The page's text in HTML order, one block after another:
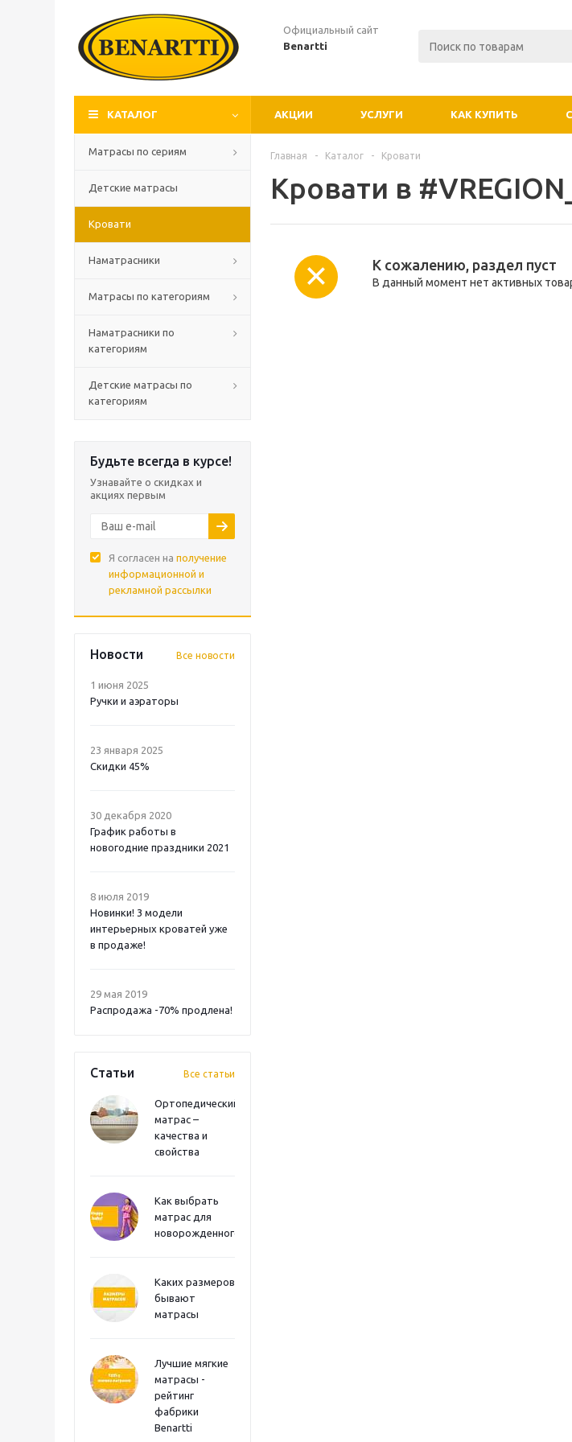
Официальный сайт
Benartti
КАТАЛОГ АКЦИИ УСЛУГИ КАК КУПИТЬ
Матрасы по сериям
Детские матрасы
Кровати
Наматрасники
Матрасы по категориям
Наматрасники по
категориям
Детские матрасы по
категориям
Будьте всегда в курсе!
Узнавайте о скидках и
акциях первым
Я согласен на получение
информационной и
рекламной рассылки
Новости Все новости
1 июня 2025
Ручки и аэраторы
23 января 2025
Скидки 45%
30 декабря 2020
График работы в
новогодние праздники 2021
8 июля 2019
Новинки! 3 модели
интерьерных кроватей уже
в продаже!
29 мая 2019
Распродажа -70% продлена!
Статьи Все статьи
Ортопедический
матрас –
качества и
свойства
Как выбрать
матрас для
новорожденного?
Каких размеров
бывают
матрасы
Лучшие мягкие
матрасы -
рейтинг
фабрики
Benartti
Главная - Каталог - Кровати
Кровати в
К сожалению, раздел пуст
В данный момент нет активных